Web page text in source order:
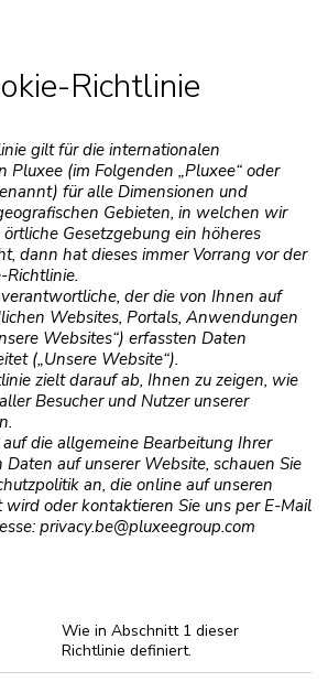
Richtlinie
gilt für die internationalen
Pluxee (im Folgenden „Pluxee“ oder
für alle Dimensionen und
Gebieten, in welchen wir
Gesetzgebung ein höheres
dann hat dieses immer Vorrang vor der
Richtlinie.
der die von Ihnen auf
Websites, Portals, Anwendungen
Websites“) erfassten Daten
(„Unsere Website“).
zielt darauf ab, Ihnen zu zeigen, wie
Besucher und Nutzer unserer
die allgemeine Bearbeitung Ihrer
auf unserer Website, schauen Sie
an, die online auf unseren
oder kontaktieren Sie uns per E-Mail
privacy.be@pluxeegroup.com
Wie in Abschnitt 1 dieser
Richtlinie definiert.